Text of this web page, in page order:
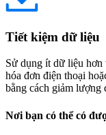
Tiết kiệm dữ liệu
Sử dụng ít dữ liệu hơn
hóa đơn điện thoại
bằng cách giảm lượng
Nơi bạn có thể có